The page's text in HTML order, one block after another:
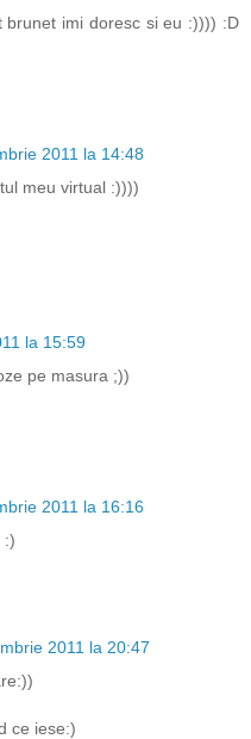
imi doresc si eu :)))) :D
2011 la 14:48
meu virtual :))))
la 15:59
pe masura ;))
2011 la 16:16
:)
2011 la 20:47
ce iese:)